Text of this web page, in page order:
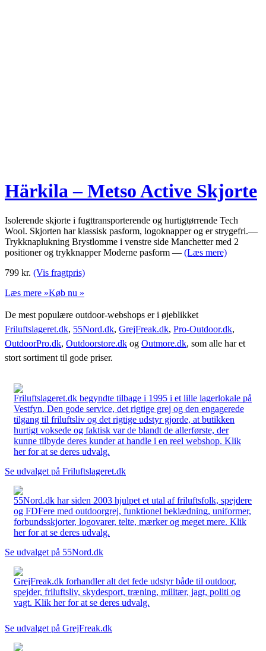
Härkila – Metso Active Skjorte
Isolerende skjorte i fugttransporterende og hurtigtørrende Tech
Wool. Skjorten har klassisk pasform, logoknapper og er strygefri.—
Trykknaplukning Brystlomme i venstre side Manchetter med 2
positioner og trykknapper Moderne pasform — (Læs mere)
799 kr. (Vis fragtpris)
Læs mere »Køb nu »
De mest populære outdoor-webshops er i øjeblikket
Friluftslageret.dk, 55Nord.dk, GrejFreak.dk, Pro-Outdoor.dk,
OutdoorPro.dk, Outdoorstore.dk og Outmore.dk, som alle har et
stort sortiment til gode priser.
Friluftslageret.dk begyndte tilbage i 1995 i et lille lagerlokale på
Vestfyn. Den gode service, det rigtige grej og den engagerede
tilgang til friluftsliv og det rigtige udstyr gjorde, at butikken
hurtigt voksede og faktisk var de blandt de allerførste, der
kunne tilbyde deres kunder at handle i en reel webshop. Klik
her for at se deres udvalg.
Se udvalget på Friluftslageret.dk
55Nord.dk har siden 2003 hjulpet et utal af friluftsfolk, spejdere
og FDFere med outdoorgrej, funktionel beklædning, uniformer,
forbundsskjorter, logovarer, telte, mærker og meget mere. Klik
her for at se deres udvalg.
Se udvalget på 55Nord.dk
GrejFreak.dk forhandler alt det fede udstyr både til outdoor,
spejder, friluftsliv, skydesport, træning, militær, jagt, politi og
vagt. Klik her for at se deres udvalg.
Se udvalget på GrejFreak.dk